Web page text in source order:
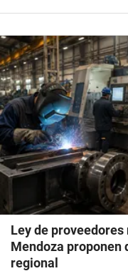
Ley de
Mendoza proponen
regional